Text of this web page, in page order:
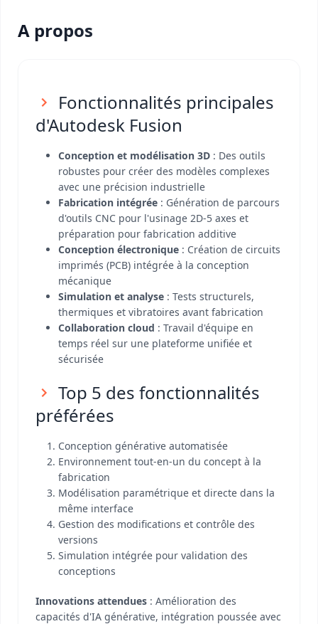
A propos
Fonctionnalités principales
d'Autodesk Fusion
Conception et modélisation 3D : Des outils
robustes pour créer des modèles complexes
avec une précision industrielle
Fabrication intégrée : Génération de parcours
d'outils CNC pour l'usinage 2D-5 axes et
préparation pour fabrication additive
Conception électronique : Création de circuits
imprimés (PCB) intégrée à la conception
mécanique
Simulation et analyse : Tests structurels,
thermiques et vibratoires avant fabrication
Collaboration cloud : Travail d'équipe en
temps réel sur une plateforme unifiée et
sécurisée
Top 5 des fonctionnalités
préférées
Conception générative automatisée
Environnement tout-en-un du concept à la
fabrication
Modélisation paramétrique et directe dans la
même interface
Gestion des modifications et contrôle des
versions
Simulation intégrée pour validation des
conceptions
Innovations attendues : Amélioration des
capacités d'IA générative, intégration poussée avec